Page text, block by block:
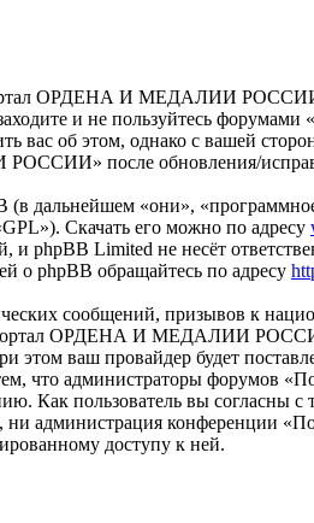
ОРДЕНА И МЕДАЛИИ РОССИИ»,
заходите и не пользуйтесь
вас об этом, однако с вашей
после обновления/
дальнейшем «они»,
Скачать его можно по адресу
phpBB Limited не несёт
о phpBB обращайтесь по адресу
сообщений, призывов к
«Портал ОРДЕНА И МЕДАЛИИ
ваш провайдер будет
с тем, что администраторы
Как пользователь вы согласны
ни администрация
доступу к ней.